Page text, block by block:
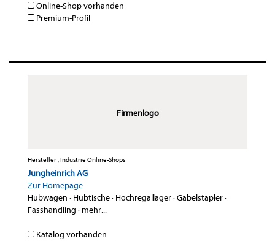
Online-Shop vorhanden
Premium-Profil
Firmenlogo
Hersteller , Industrie Online-Shops
Jungheinrich AG
Zur Homepage
Hubwagen · Hubtische· Hochregallager·Gabelstapler·
Fasshandling · mehr...
Katalog vorhanden